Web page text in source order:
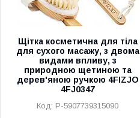
Щітка косметична для тіла
для сухого масажу, з двома
видами впливу, з
природною щетиною та
дерев'яною ручкою 4FIZJO
4FJ0347
P-5907739315090